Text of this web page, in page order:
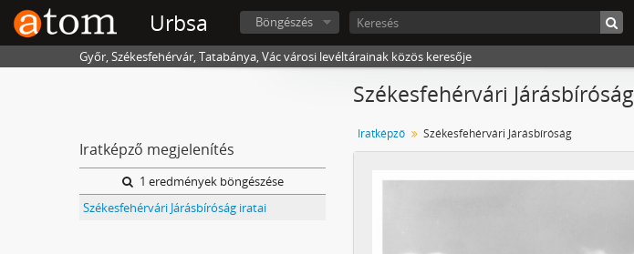
Urbsa Böngészés
Győr, Székesfehérvár, Tatabánya, Vác városi levéltárainak közös keresője
Iratképző megjelenítés
1 eredmények böngészése
Székesfehérvári Járásbíróság iratai
Székesfehérvári Járásbíróság
Iratképző Székesfehérvári Járásbíróság